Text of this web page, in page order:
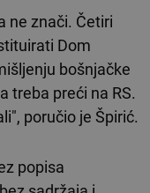
ne znači. Četiri
Dom
bošnjačke
treba preći na RS.
poručio je Špirić.
popisa